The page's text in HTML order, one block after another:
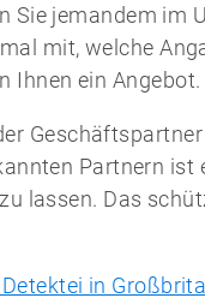
Sie jemandem im
mit, welche
Ihnen ein Angebot.
Geschäftspartner
Partnern ist
lassen. Das
in